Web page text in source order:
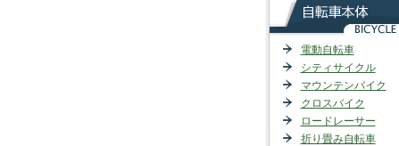
電動自転車
シティサイクル
マウンテンバイク
クロスバイク
ロードレーサー
折り畳み自転車